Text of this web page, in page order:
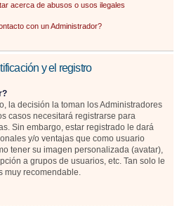
acerca de abusos o usos ilegales
con un Administrador?
y el registro
la decisión la toman los Administradores
casos necesitará registrarse para
Sin embargo, estar registrado le dará
y/o ventajas que como usuario
tener su imagen personalizada (avatar),
a grupos de usuarios, etc. Tan solo le
muy recomendable.